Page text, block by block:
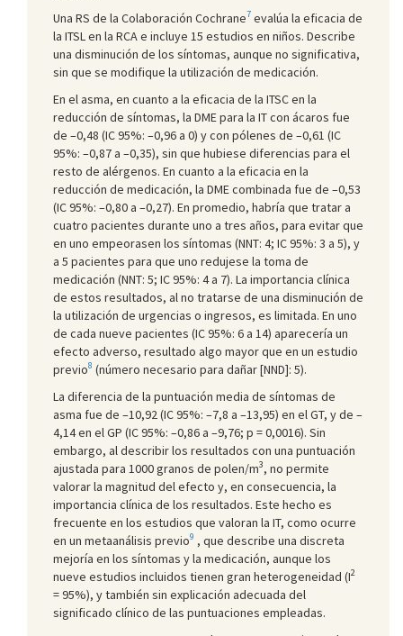
Una RS de la Colaboración Cochrane7 evalúa la eficacia de
la ITSL en la RCA e incluye 15 estudios en niños. Describe
una disminución de los síntomas, aunque no significativa,
sin que se modifique la utilización de medicación.
En el asma, en cuanto a la eficacia de la ITSC en la
reducción de síntomas, la DME para la IT con ácaros fue
de –0,48 (IC 95%: –0,96 a 0) y con pólenes de –0,61 (IC
95%: –0,87 a –0,35), sin que hubiese diferencias para el
resto de alérgenos. En cuanto a la eficacia en la
reducción de medicación, la DME combinada fue de –0,53
(IC 95%: –0,80 a –0,27). En promedio, habría que tratar a
cuatro pacientes durante uno a tres años, para evitar que
en uno empeorasen los síntomas (NNT: 4; IC 95%: 3 a 5), y
a 5 pacientes para que uno redujese la toma de
medicación (NNT: 5; IC 95%: 4 a 7). La importancia clínica
de estos resultados, al no tratarse de una disminución de
la utilización de urgencias o ingresos, es limitada. En uno
de cada nueve pacientes (IC 95%: 6 a 14) aparecería un
efecto adverso, resultado algo mayor que en un estudio
previo8 (número necesario para dañar [NND]: 5).
La diferencia de la puntuación media de síntomas de
asma fue de –10,92 (IC 95%: –7,8 a –13,95) en el GT, y de –
4,14 en el GP (IC 95%: –0,86 a –9,76; p = 0,0016). Sin
embargo, al describir los resultados con una puntuación
ajustada para 1000 granos de polen/m3, no permite
valorar la magnitud del efecto y, en consecuencia, la
importancia clínica de los resultados. Este hecho es
frecuente en los estudios que valoran la IT, como ocurre
en un metaanálisis previo9 , que describe una discreta
mejoría en los síntomas y la medicación, aunque los
nueve estudios incluidos tienen gran heterogeneidad (I2
= 95%), y también sin explicación adecuada del
significado clínico de las puntuaciones empleadas.